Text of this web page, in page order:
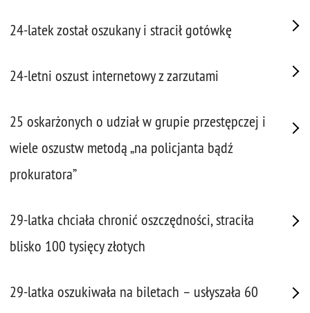
24-latek został oszukany i stracił gotówkę
24-letni oszust internetowy z zarzutami
25 oskarżonych o udział w grupie przestępczej i
wiele oszustw metodą „na policjanta bądź
prokuratora”
29-latka chciała chronić oszczędności, straciła
blisko 100 tysięcy złotych
29-latka oszukiwała na biletach – usłyszała 60